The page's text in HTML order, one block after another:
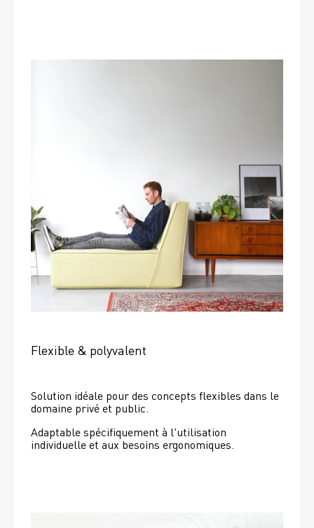
Flexible & polyvalent
Solution idéale pour des concepts flexibles dans le
domaine privé et public.
Adaptable spécifiquement à l'utilisation
individuelle et aux besoins ergonomiques.